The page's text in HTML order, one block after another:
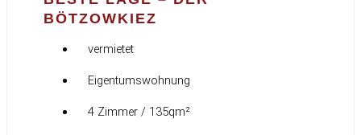
BÖTZOWKIEZ
vermietet
Eigentumswohnung
4 Zimmer / 135qm²